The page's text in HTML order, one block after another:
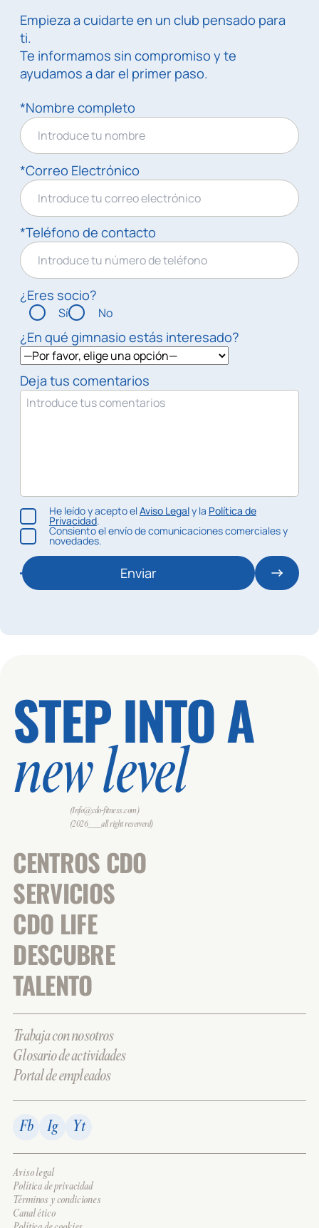
Empieza a cuidarte en un club pensado para
ti.
Te informamos sin compromiso y te
ayudamos a dar el primer paso.
*Nombre completo
*Correo Electrónico
*Teléfono de contacto
¿Eres socio?
Sí No
¿En qué gimnasio estás interesado?
Deja tus comentarios
He leído y acepto elAviso Legaly la Política de
Privacidad.
Consiento el envío de comunicaciones comerciales y
novedades.
Enviar
STEP INTO A
new level
(Info@cdo-fitness.com)
(2026___all right reserverd)
CENTROS CDO
SERVICIOS
CDO LIFE
DESCUBRE
TALENTO
Trabaja con nosotros
Glosario de actividades
Portal de empleados
Fb Ig Yt
Aviso legal
Política de privacidad
Términos y condiciones
Canal ético